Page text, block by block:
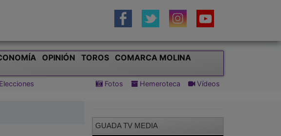
OPINIÓN TOROS
COMARCA MOLINA
Elecciones Fotos Hemeroteca Vídeos
GUADA TV MEDIA